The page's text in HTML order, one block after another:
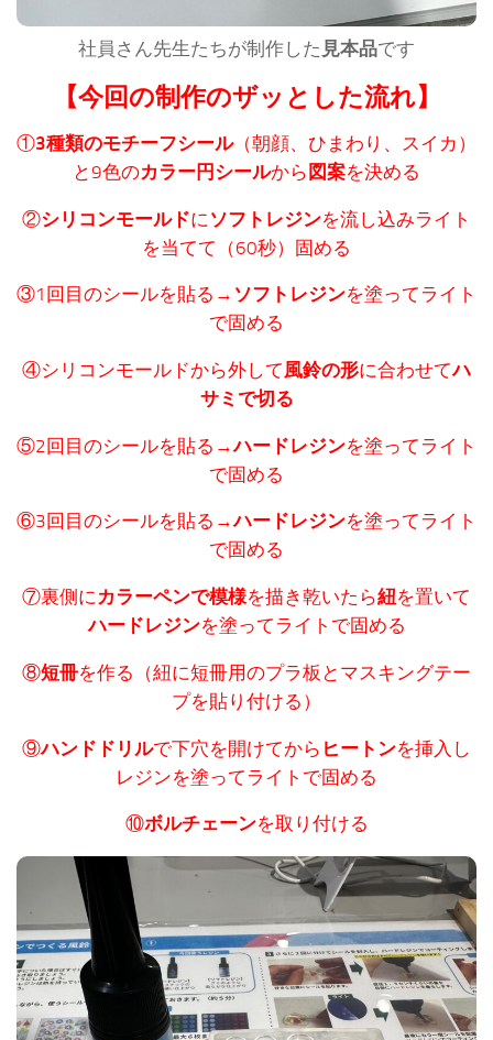
社員さん先生たちが制作した 見本品です
【今回の制作のザッとした流れ】
①3種類のモチーフシール（朝顔、ひまわり、スイカ）
と9色のカラー円シールから 図案を決める
②シリコンモールドに ソフトレジンを流し込みライト
を当てて（60秒）固める
③1回目のシールを貼る→ ソフトレジンを塗ってライト
で固める
④シリコンモールドから外して風鈴の形に合わせてハ
サミで切る
⑤2回目のシールを貼る→ハードレジンを塗ってライト
で固める
⑥3回目のシールを貼る→ハードレジンを塗ってライト
で固める
⑦裏側にカラーペンで模様を描き乾いたら紐を置いて
ハードレジンを塗ってライトで固める
⑧短冊を作る（紐に短冊用のプラ板とマスキングテー
プを貼り付ける）
⑨ハンドドリルで下穴を開けてから ヒートンを挿入し
レジンを塗ってライトで固める
⑩ボルチェーンを取り付ける